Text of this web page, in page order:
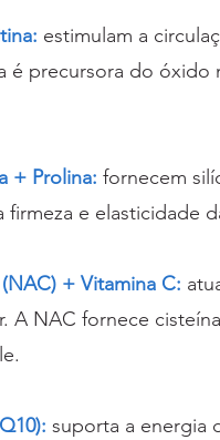
estimulam a
é precursora do
+ Prolina: fornecem
e elasticidade
+ Vitamina C:
A NAC fornece
suporta a energia